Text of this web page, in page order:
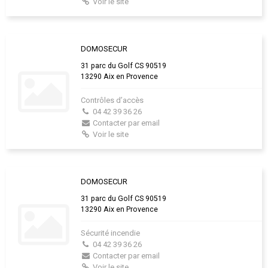
DOMOSECUR
31 parc du Golf CS 90519
13290 Aix en Provence
Contrôles d’accès
04 42 39 36 26
Contacter par email
Voir le site
DOMOSECUR
31 parc du Golf CS 90519
13290 Aix en Provence
Sécurité incendie
04 42 39 36 26
Contacter par email